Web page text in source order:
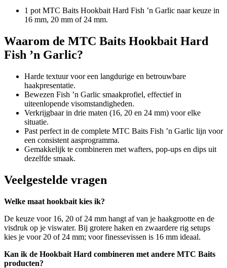
1 pot MTC Baits Hookbait Hard Fish ’n Garlic naar keuze in
16 mm, 20 mm of 24 mm.
Waarom de MTC Baits Hookbait Hard
Fish ’n Garlic?
Harde textuur voor een langdurige en betrouwbare
haakpresentatie.
Bewezen Fish ’n Garlic smaakprofiel, effectief in
uiteenlopende visomstandigheden.
Verkrijgbaar in drie maten (16, 20 en 24 mm) voor elke
situatie.
Past perfect in de complete MTC Baits Fish ’n Garlic lijn voor
een consistent aasprogramma.
Gemakkelijk te combineren met wafters, pop-ups en dips uit
dezelfde smaak.
Veelgestelde vragen
Welke maat hookbait kies ik?
De keuze voor 16, 20 of 24 mm hangt af van je haakgrootte en de
visdruk op je viswater. Bij grotere haken en zwaardere rig setups
kies je voor 20 of 24 mm; voor finessevissen is 16 mm ideaal.
Kan ik de Hookbait Hard combineren met andere MTC Baits
producten?